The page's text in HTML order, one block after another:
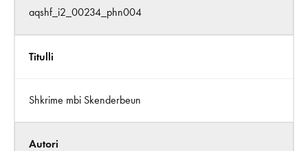
aqshf_i2_00234_phn004
Titulli
Shkrime mbi Skenderbeun
Autori